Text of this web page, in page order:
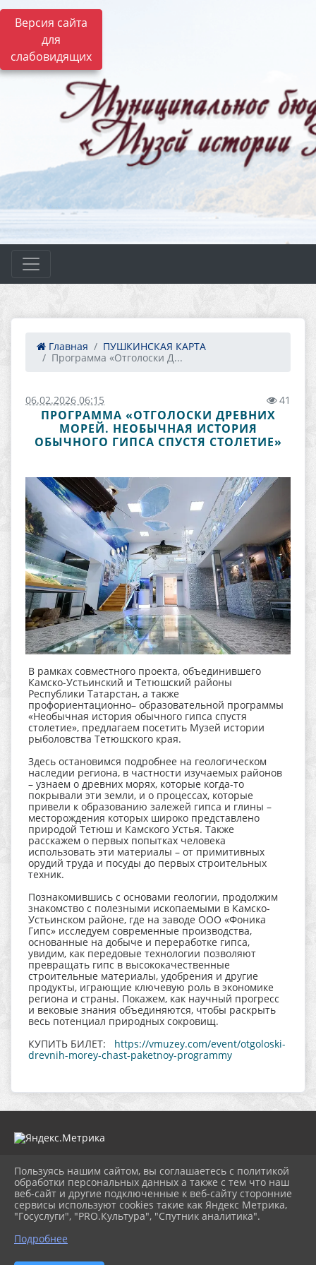
Версия сайта
для
слабовидящих
Главная
ПУШКИНСКАЯ КАРТА
Программа «Отголоски Д...
06.02.2026 06:15 41
ПРОГРАММА «ОТГОЛОСКИ ДРЕВНИХ
МОРЕЙ. НЕОБЫЧНАЯ ИСТОРИЯ
ОБЫЧНОГО ГИПСА СПУСТЯ СТОЛЕТИЕ»
В рамках совместного проекта, объединившего
Камско-Устьинский и Тетюшский районы
Республики Татарстан, а также
профориентационно– образовательной программы
«Необычная история обычного гипса спустя
столетие», предлагаем посетить Музей истории
рыболовства Тетюшского края.
Здесь остановимся подробнее на геологическом
наследии региона, в частности изучаемых районов
– узнаем о древних морях, которые когда-то
покрывали эти земли, и о процессах, которые
привели к образованию залежей гипса и глины –
месторождения которых широко представлено
природой Тетюш и Камского Устья. Также
расскажем о первых попытках человека
использовать эти материалы – от примитивных
орудий труда и посуды до первых строительных
техник.
Познакомившись с основами геологии, продолжим
знакомство с полезными ископаемыми в Камско-
Устьинском районе, где на заводе ООО «Фоника
Гипс» исследуем современные производства,
основанные на добыче и переработке гипса,
увидим, как передовые технологии позволяют
превращать гипс в высококачественные
строительные материалы, удобрения и другие
продукты, играющие ключевую роль в экономике
региона и страны. Покажем, как научный прогресс
и вековые знания объединяются, чтобы раскрыть
весь потенциал природных сокровищ.
КУПИТЬ БИЛЕТ: https://vmuzey.com/event/otgoloski-
drevnih-morey-chast-paketnoy-programmy
2026 г. muzeitet.ru
Вход
Карта сайта
Политика обработки персональных данных
Сделано на KubCMS
Пользуясь нашим сайтом, вы соглашаетесь с политикой
обработки персональных данных а также с тем что наш
веб-сайт и другие подключенные к веб-сайту сторонние
сервисы используют cookies такие как Яндекс Метрика,
"Госуслуги", "PRO.Культура", "Спутник аналитика".
Подробнее